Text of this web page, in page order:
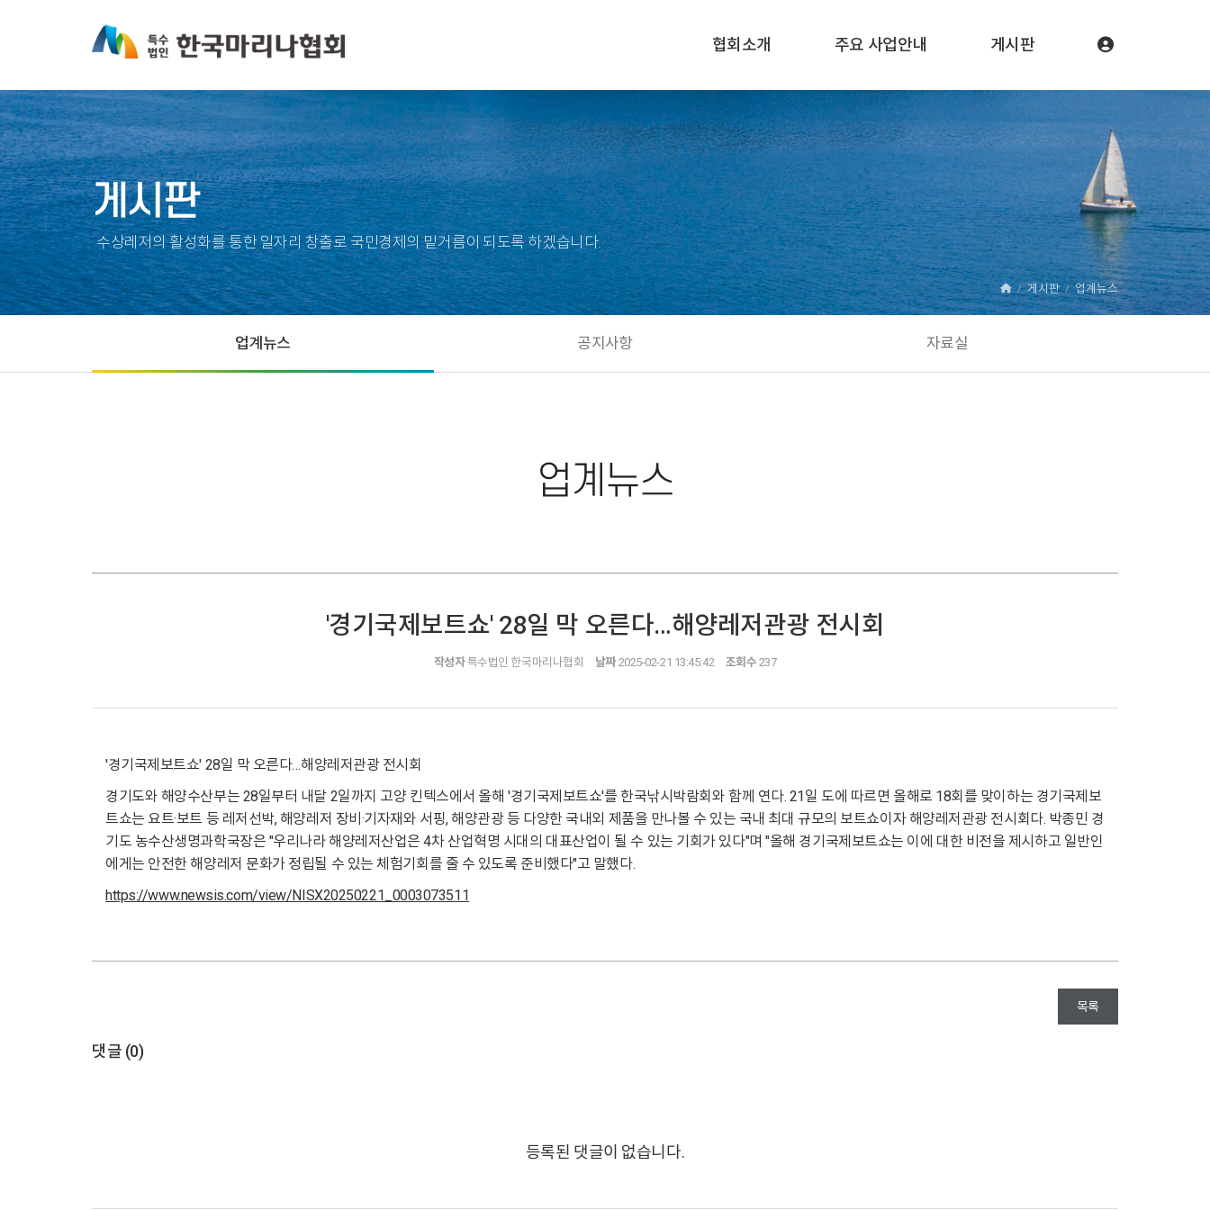
협회소개 주요 사업안내 게시판
게시판
수상레저의 활성화를 통한 일자리 창출로 국민경제의 밑거름이 되도록 하겠습니다.
게시판 업계뉴스
업계뉴스 공지사항 자료실
업계뉴스
'경기국제보트쇼' 28일 막 오른다…해양레저관광 전시회
작성자특수법인 한국마리나협회 날짜 2025-02-21 13:45:42 조회수 237
'경기국제보트쇼' 28일 막 오른다…해양레저관광 전시회
경기도와 해양수산부는 28일부터 내달 2일까지 고양 킨텍스에서 올해 '경기국제보트쇼'를 한국낚시박람회와 함께 연다. 21일 도에 따르면 올해로 18회를 맞이하는 경기국제보
트쇼는 요트·보트 등 레저선박, 해양레저 장비·기자재와 서핑, 해양관광 등 다양한 국내외 제품을 만나볼 수 있는 국내 최대 규모의 보트쇼이자 해양레저관광 전시회다. 박종민 경
기도 농수산생명과학국장은 "우리나라 해양레저산업은 4차 산업혁명 시대의 대표산업이 될 수 있는 기회가 있다"며 "올해 경기국제보트쇼는 이에 대한 비전을 제시하고 일반인
에게는 안전한 해양레저 문화가 정립될 수 있는 체험기회를 줄 수 있도록 준비했다"고 말했다.
https://www.newsis.com/view/NISX20250221_0003073511
목록
댓글 (0)
등록된 댓글이 없습니다.